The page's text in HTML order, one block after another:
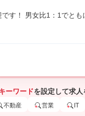
す！ 男女比1：1でとも
ーワードを設定して求人
不動産 営業 IT